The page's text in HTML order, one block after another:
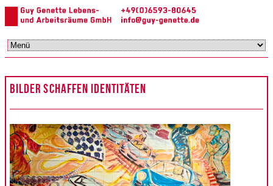
überspringen
BILDER SCHAFFEN IDENTITÄTEN